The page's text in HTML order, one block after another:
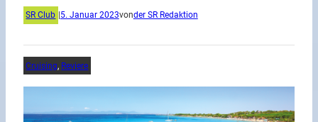
SR Club 5. Januar 2023vonder SR Redaktion
Cruising, Reviere